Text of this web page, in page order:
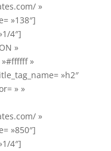
»
»138″]
4″]
»
»
»h2″
» »
»
»850″]
4″]